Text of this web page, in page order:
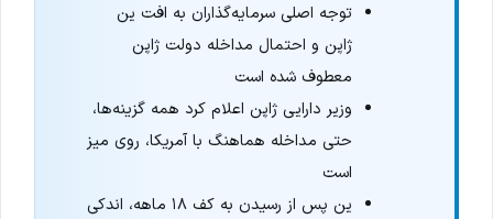
توجه اصلی سرمایه‌گذاران به افت ین
ژاپن و احتمال مداخله دولت ژاپن
معطوف شده است
وزیر دارایی ژاپن اعلام کرد همه گزینه‌ها،
حتی مداخله هماهنگ با آمریکا، روی میز
است
ین پس از رسیدن به کف ۱۸ ماهه، اندکی